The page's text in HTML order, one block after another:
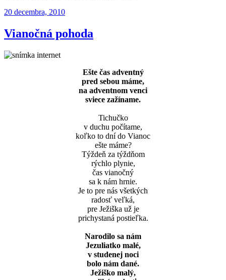
Publikované
20 decembra, 2010
Vianočná pohoda
Ešte čas adventný
pred sebou máme,
na adventnom venci
sviece zažíname.
Tichučko
v duchu počítame,
koľko to dní do Vianoc
ešte máme?
Týždeň za týždňom
rýchlo plynie,
čas vianočný
sa k nám hrnie.
Je to pre nás všetkých
radosť veľká,
pre Ježiška už je
prichystaná postieľka.
Narodilo sa nám
Jezuliatko malé,
v studenej noci
bolo nám dané.
Ježiško malý,